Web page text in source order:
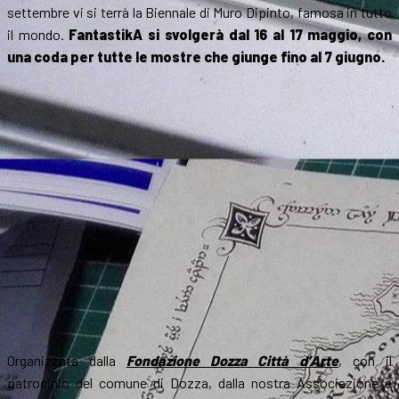
settembre vi si terrà la Biennale di Muro Dipinto, famosa in tutto
il mondo. FantastikA si svolgerà dal 16 al 17 maggio, con
una coda per tutte le mostre che giunge fino al 7 giugno.
Organizzata dalla Fondazione Dozza Città d’Arte, con il
patrocinio del comune di Dozza, dalla nostra Associazione e